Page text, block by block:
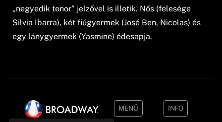
„negyedik tenor” jelzővel is illetik. Nős (felesége
Silvia Ibarra), két fiúgyermek (José Ben, Nicolas) és
egy lánygyermek (Yasmine) édesapja.
MENÜ INFO